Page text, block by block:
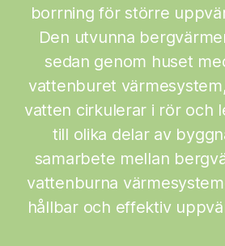
borrning för större
Den utvunna
sedan genom huset
vattenburet
vatten cirkulerar i rör och
till olika delar av
samarbete mellan
vattenburna
hållbar och effektiv